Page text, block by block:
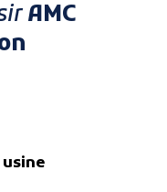
AMC